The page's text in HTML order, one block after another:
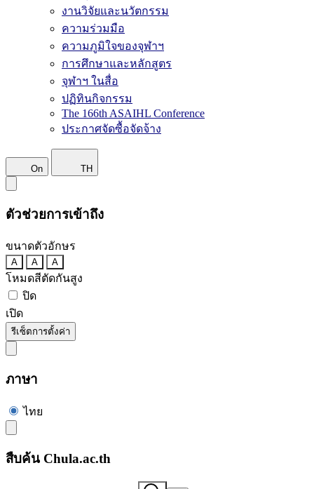
งานวิจัยและนวัตกรรม
ความร่วมมือ
ความภูมิใจของจุฬาฯ
การศึกษาและหลักสูตร
จุฬาฯ ในสื่อ
ปฏิทินกิจกรรม
The 166th ASAIHL Conference
ประกาศจัดซื้อจัดจ้าง
On TH
ตัวช่วยการเข้าถึง
ขนาดตัวอักษร
A A A
โหมดสีตัดกันสูง
ปิด
เปิด
รีเซ็ตการตั้งค่า
ภาษา
ไทย
สืบค้น Chula.ac.th